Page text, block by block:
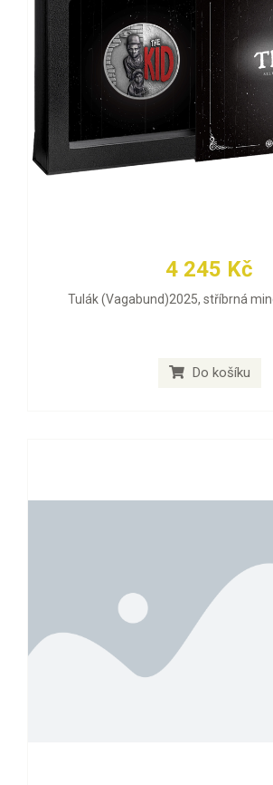
4 245 Kč
Tulák (Vagabund)2025, stříbrná
Do košíku